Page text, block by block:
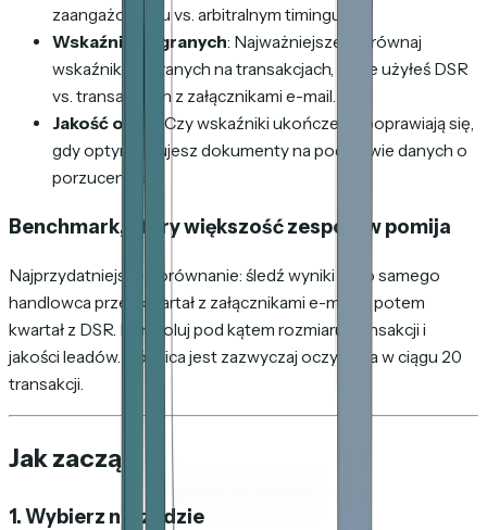
zaangażowaniu vs. arbitralnym timingu?
Wskaźnik wygranych: Najważniejsze. Porównaj
wskaźniki wygranych na transakcjach, gdzie użyłeś DSR
vs. transakcjach z załącznikami e-mail.
Jakość ofert
: Czy wskaźniki ukończenia poprawiają się,
gdy optymalizujesz dokumenty na podstawie danych o
porzuceniach?
Benchmark, który większość zespołów pomija
Najprzydatniejsze porównanie: śledź wyniki tego samego
handlowca przez kwartał z załącznikami e-mail, a potem
kwartał z DSR. Kontroluj pod kątem rozmiaru transakcji i
jakości leadów. Różnica jest zazwyczaj oczywista w ciągu 20
transakcji.
Jak zacząć
1. Wybierz narzędzie